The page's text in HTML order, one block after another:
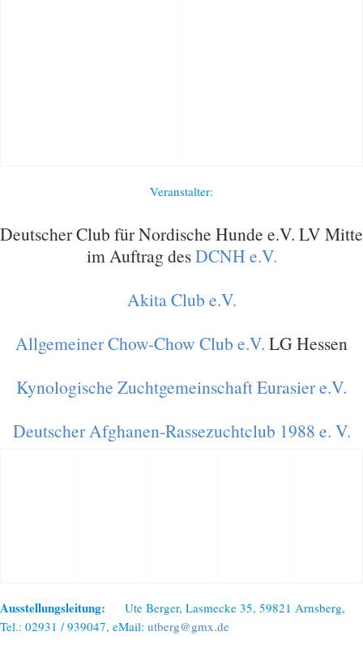
Veranstalter:
Deutscher Club für Nordische Hunde e.V. LV Mitte
im Auftrag desDCNH e.V.
Akita Club e.V.
Allgemeiner Chow-Chow Club e.V. LG Hessen
Kynologische Zuchtgemeinschaft Eurasier e.V.
Deutscher Afghanen-Rassezuchtclub 1988 e. V.
Ausstellungsleitung: Ute Berger, Lasmecke 35, 59821 Arnsberg,
Tel.: 02931 / 939047, eMail: utberg@gmx.de